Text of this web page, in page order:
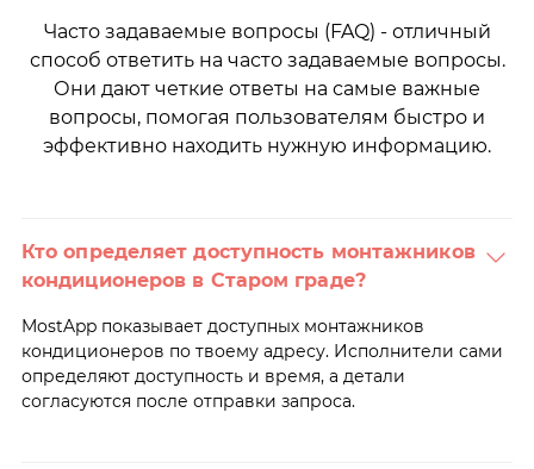
Часто задаваемые вопросы (FAQ) - отличный
способ ответить на часто задаваемые вопросы.
Они дают четкие ответы на самые важные
вопросы, помогая пользователям быстро и
эффективно находить нужную информацию.
Кто определяет доступность монтажников
кондиционеров в Старом граде?
MostApp показывает доступных монтажников
кондиционеров по твоему адресу. Исполнители сами
определяют доступность и время, а детали
согласуются после отправки запроса.